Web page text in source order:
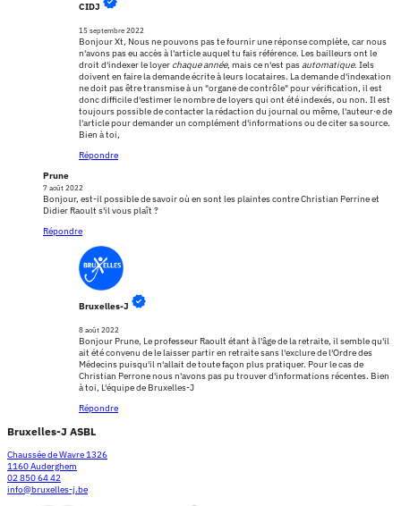
CIDJ
15 septembre 2022
Bonjour Xt, Nous ne pouvons pas te fournir une réponse complète, car nous
n'avons pas eu accès à l'article auquel tu fais référence. Les bailleurs ont le
droit d'indexer le loyer chaque année, mais ce n'est pasautomatique. Iels
doivent en faire la demande écrite à leurs locataires. La demande d'indexation
ne doit pas être transmise à un "organe de contrôle" pour vérification, il est
donc difficile d'estimer le nombre de loyers qui ont été indexés, ou non. Il est
toujours possible de contacter la rédaction du journal ou même, l'auteur·e de
l'article pour demander un complément d'informations ou de citer sa source.
Bien à toi,
Répondre
Prune
7 août 2022
Bonjour, est-il possible de savoir où en sont les plaintes contre Christian Perrine et
Didier Raoult s'il vous plaît ?
Répondre
Bruxelles-J
8 août 2022
Bonjour Prune, Le professeur Raoult étant à l'âge de la retraite, il semble qu'il
ait été convenu de le laisser partir en retraite sans l'exclure de l'Ordre des
Médecins puisqu'il n'allait de toute façon plus pratiquer. Pour le cas de
Christian Perrone nous n'avons pas pu trouver d'informations récentes. Bien
à toi, L'équipe de Bruxelles-J
Répondre
Bruxelles-J ASBL
Chaussée de Wavre 1326
1160 Auderghem
02 850 64 42
info@bruxelles-j.be